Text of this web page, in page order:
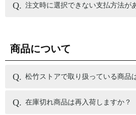
注文時に選択できない支払方法が
商品について
松竹ストアで取り扱っている商品
在庫切れ商品は再入荷しますか？